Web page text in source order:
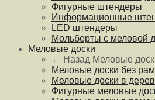
Фигурные штендеры
Информационные
LED штендеры
Мольберты с меловой
Меловые доски
← Назад Меловые
Меловые доски без
Меловые доски в
Фигурные меловые